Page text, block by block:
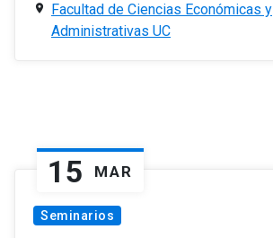
Facultad de Ciencias Económicas y
Administrativas UC
15 MAR
Seminarios